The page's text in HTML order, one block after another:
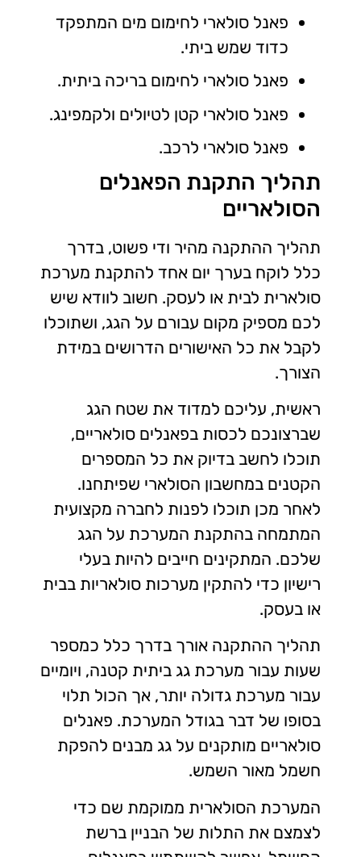
פאנל סולארי לחימום מים המתפקד
כדוד שמש ביתי.
פאנל סולארי לחימום בריכה ביתית.
פאנל סולארי קטן לטיולים ולקמפינג.
פאנל סולארי לרכב.
תהליך התקנת הפאנלים
הסולאריים
תהליך ההתקנה מהיר ודי פשוט, בדרך
כלל לוקח בערך יום אחד להתקנת מערכת
סולארית לבית או לעסק. חשוב לוודא שיש
לכם מספיק מקום עבורם על הגג, ושתוכלו
לקבל את כל האישורים הדרושים במידת
הצורך.
ראשית, עליכם למדוד את שטח הגג
שברצונכם לכסות בפאנלים סולאריים,
תוכלו לחשב בדיוק את כל המספרים
הקטנים במחשבון הסולארי שפיתחנו.
לאחר מכן תוכלו לפנות לחברה מקצועית
המתמחה בהתקנת המערכת על הגג
שלכם. המתקינים חייבים להיות בעלי
רישיון כדי להתקין מערכות סולאריות בבית
או בעסק.
תהליך ההתקנה אורך בדרך כלל כמספר
שעות עבור מערכת גג ביתית קטנה, ויומיים
עבור מערכת גדולה יותר, אך הכול תלוי
בסופו של דבר בגודל המערכת. פאנלים
סולאריים מותקנים על גג מבנים להפקת
חשמל מאור השמש.
המערכת הסולארית ממוקמת שם כדי
לצמצם את התלות של הבניין ברשת